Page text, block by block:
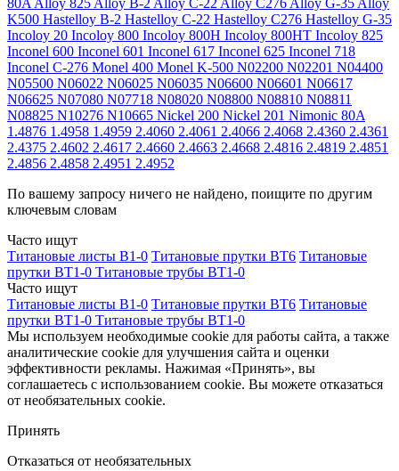
80A Alloy 825 Alloy B-2 Alloy C-22 Alloy C276 Alloy G-35 Alloy
K500 Hastelloy B-2 Hastelloy C-22 Hastelloy C276 Hastelloy G-35
Incoloy 20 Incoloy 800 Incoloy 800H Incoloy 800HT Incoloy 825
Inconel 600 Inconel 601 Inconel 617 Inconel 625 Inconel 718
Inconel C-276 Monel 400 Monel K-500 N02200 N02201 N04400
N05500 N06022 N06025 N06035 N06600 N06601 N06617
N06625 N07080 N07718 N08020 N08800 N08810 N08811
N08825 N10276 N10665 Nickel 200 Nickel 201 Nimonic 80A
1.4876 1.4958 1.4959 2.4060 2.4061 2.4066 2.4068 2.4360 2.4361
2.4375 2.4602 2.4617 2.4660 2.4663 2.4668 2.4816 2.4819 2.4851
2.4856 2.4858 2.4951 2.4952
По вашему запросу ничего не найдено, поищите по другим
ключевым словам
Часто ищут
Титановые листы В1-0 Титановые прутки ВТ6 Титановые
прутки ВТ1-0 Титановые трубы ВТ1-0
Часто ищут
Титановые листы В1-0 Титановые прутки ВТ6 Титановые
прутки ВТ1-0 Титановые трубы ВТ1-0
Мы используем необходимые cookie для работы сайта, а также
аналитические cookie для улучшения сайта и оценки
эффективности рекламы. Нажимая «Принять», вы
соглашаетесь с использованием cookie. Вы можете отказаться
от необязательных cookie.
Принять
Отказаться от необязательных